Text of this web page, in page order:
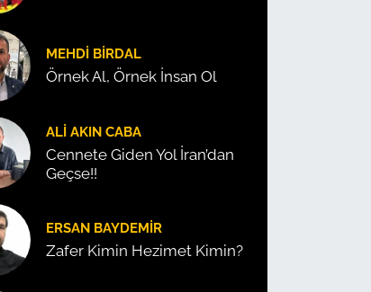
MEHDI BIRDAL
Örnek Al, Örnek İnsan Ol
ALI AKIN CABA
Cennete Giden Yol İran’dan
Geçse!!
ERSAN BAYDEMIR
Zafer Kimin Hezimet Kimin?